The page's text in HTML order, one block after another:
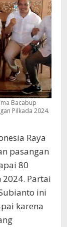
Bacabup
Pilkada 2024.
Raya
pasangan
80
Partai
ini
karena